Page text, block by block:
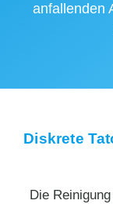
anfallenden
Diskrete
Die